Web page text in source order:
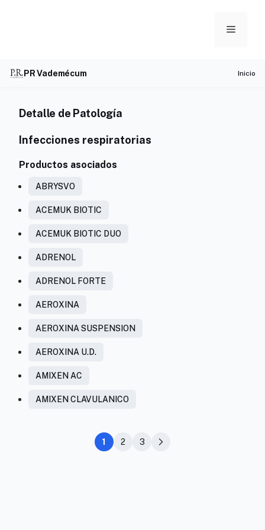
Menu
PR Vademécum Inicio
Detalle de Patología
Infecciones respiratorias
Productos asociados
ABRYSVO
ACEMUK BIOTIC
ACEMUK BIOTIC DUO
ADRENOL
ADRENOL FORTE
AEROXINA
AEROXINA SUSPENSION
AEROXINA U.D.
AMIXEN AC
AMIXEN CLAVULANICO
1 2 3